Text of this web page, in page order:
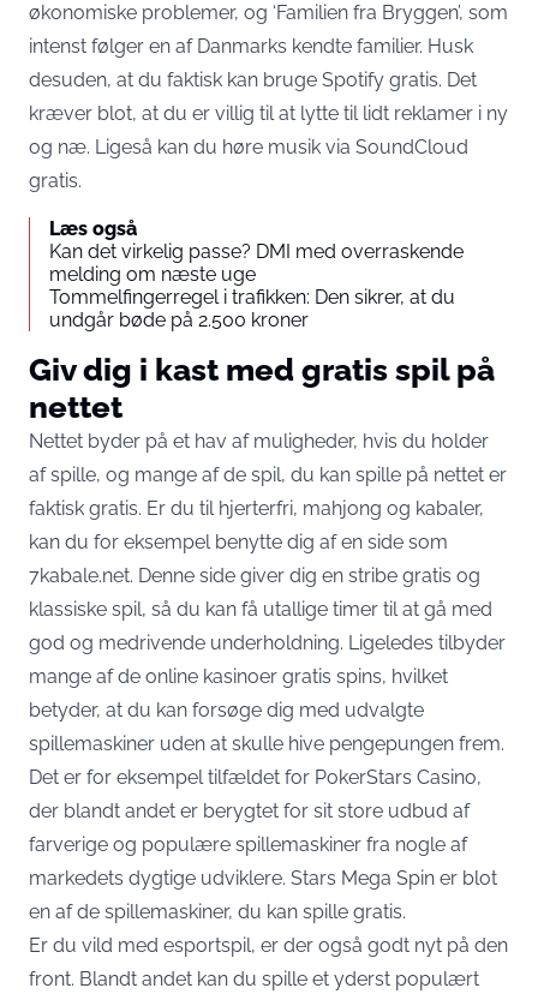
økonomiske problemer, og ‘Familien fra Bryggen’, som
intenst følger en af Danmarks kendte familier. Husk
desuden, at du faktisk kan bruge Spotify gratis. Det
kræver blot, at du er villig til at lytte til lidt reklamer i ny
og næ. Ligeså kan du høre musik via SoundCloud
gratis.
Læs også
Kan det virkelig passe? DMI med overraskende
melding om næste uge
Tommelfingerregel i trafikken: Den sikrer, at du
undgår bøde på 2.500 kroner
Giv dig i kast med gratis spil på
nettet
Nettet byder på et hav af muligheder, hvis du holder
af spille, og mange af de spil, du kan spille på nettet er
faktisk gratis. Er du til hjerterfri, mahjong og kabaler,
kan du for eksempel benytte dig af en side som
7kabale.net. Denne side giver dig en stribe gratis og
klassiske spil, så du kan få utallige timer til at gå med
god og medrivende underholdning. Ligeledes tilbyder
mange af de online kasinoer gratis spins, hvilket
betyder, at du kan forsøge dig med udvalgte
spillemaskiner uden at skulle hive pengepungen frem.
Det er for eksempel tilfældet for PokerStars Casino,
der blandt andet er berygtet for sit store udbud af
farverige og populære spillemaskiner fra nogle af
markedets dygtige udviklere. Stars Mega Spin er blot
en af de spillemaskiner, du kan spille gratis.
Er du vild med esportspil, er der også godt nyt på den
front. Blandt andet kan du spille et yderst populært